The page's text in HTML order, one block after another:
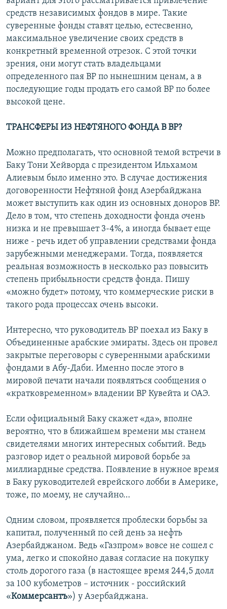
средств независимых фондов в мире. Такие
суверенные фонды ставят целью, естесвенно,
максимальное увеличение своих средств в
конкретный временной отрезок. С этой точки
зрения, они могут стать владельцами
определенного пая ВР по нынешним ценам, а в
последующие годы продать его самой ВР по более
высокой цене.
ТРАНСФЕРЫ ИЗ НЕФТЯНОГО ФОНДА В ВР?
Можно предполагать, что основной темой встречи в
Баку Тони Хейворда с президентом Ильхамом
Алиевым было именно это. В случае достижения
договоренности Нефтяной фонд Азербайджана
может выступить как один из основных доноров ВР.
Дело в том, что степень доходности фонда очень
низка и не превышает 3-4%, а иногда бывает еще
ниже - речь идет об управлении средствами фонда
зарубежными менеджерами. Тогда, появляется
реальная возможность в несколько раз повысить
степень прибыльности средств фонда. Пишу
«можно будет» потому, что коммерческие риски в
такого рода процессах очень высоки.
Интересно, что руководитель ВР поехал из Баку в
Объединенные арабские эмираты. Здесь он провел
закрытые переговоры с суверенными арабскими
фондами в Абу-Даби. Именно после этого в
мировой печати начали появляться сообщения о
«кратковременном» владении ВР Кувейта и ОАЭ.
Если официальный Баку скажет «да», вполне
вероятно, что в ближайшем времени мы станем
свидетелями многих интересных событий. Ведь
разговор идет о реальной мировой борьбе за
миллиардные средства. Появление в нужное время
в Баку руководителей еврейского лобби в Америке,
тоже, по моему, не случайно…
Одним словом, проявляется проблески борьбы за
капитал, полученный по сей день за нефть
Азербайджаном. Ведь «Газпром» вовсе не сошел с
ума, легко и спокойно давая согласие на покупку
столь дорогого газа (в настоящее время 244,5 долл
за 100 кубометров – источник - российский
«Коммерсантъ») у Азербайджана.